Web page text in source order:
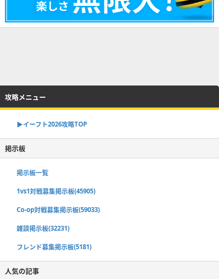
攻略メニュー
▶イーフト2026攻略TOP
掲示板
掲示板一覧
1vs1対戦募集掲示板(45905)
Co-op対戦募集掲示板(59033)
雑談掲示板(32231)
フレンド募集掲示板(5181)
人気の記事